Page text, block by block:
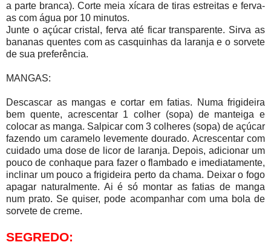
a parte branca). Corte meia xícara de tiras estreitas e ferva-
as com água por 10 minutos.
Junte o açúcar cristal, ferva até ficar transparente. Sirva as
bananas quentes com as casquinhas da laranja e o sorvete
de sua preferência.
MANGAS:
Descascar as mangas e cortar em fatias. Numa frigideira
bem quente, acrescentar 1 colher (sopa) de manteiga e
colocar as manga. Salpicar com 3 colheres (sopa) de açúcar
fazendo um caramelo levemente dourado. Acrescentar com
cuidado uma dose de licor de laranja. Depois, adicionar um
pouco de conhaque para fazer o flambado e imediatamente,
inclinar um pouco a frigideira perto da chama. Deixar o fogo
apagar naturalmente. Ai é só montar as fatias de manga
num prato. Se quiser, pode acompanhar com uma bola de
sorvete de creme.
SEGREDO: